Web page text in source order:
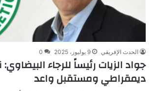
الحدث الإفريقي 9 يوليوز، 2025 0
جواد الزيات رئيساً للرجاء
ديمقراطي ومستقبل واعد